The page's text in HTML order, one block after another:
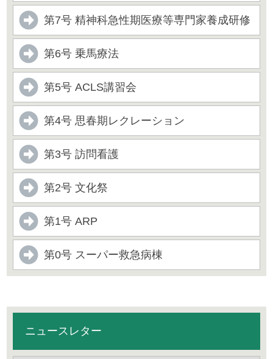
第7号 精神科急性期医療等専門家養成研修
第6号 乗馬療法
第5号 ACLS講習会
第4号 思春期レクレーション
第3号 訪問看護
第2号 文化祭
第1号 ARP
第0号 スーパー救急病棟
ニュースレター